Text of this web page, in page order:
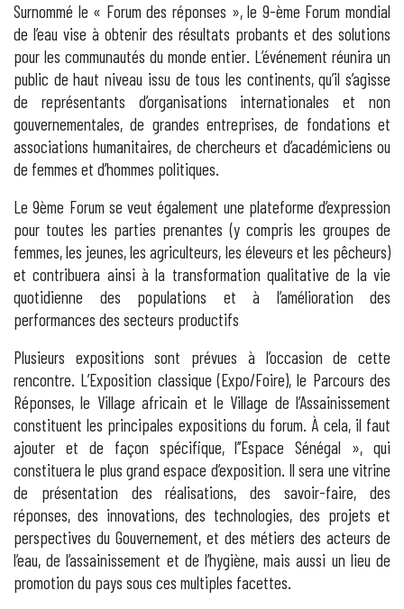
Surnommé le « Forum des réponses », le 9-ème Forum mondial
de l’eau vise à obtenir des résultats probants et des solutions
pour les communautés du monde entier. L’événement réunira un
public de haut niveau issu de tous les continents, qu’il s’agisse
de représentants d’organisations internationales et non
gouvernementales, de grandes entreprises, de fondations et
associations humanitaires, de chercheurs et d’académiciens ou
de femmes et d’hommes politiques.
Le 9ème Forum se veut également une plateforme d’expression
pour toutes les parties prenantes (y compris les groupes de
femmes, les jeunes, les agriculteurs, les éleveurs et les pêcheurs)
et contribuera ainsi à la transformation qualitative de la vie
quotidienne des populations et à l’amélioration des
performances des secteurs productifs
Plusieurs expositions sont prévues à l’occasion de cette
rencontre. L’Exposition classique (Expo/Foire), le Parcours des
Réponses, le Village africain et le Village de l’Assainissement
constituent les principales expositions du forum. À cela, il faut
ajouter et de façon spécifique, l’’Espace Sénégal », qui
constituera le plus grand espace d’exposition. Il sera une vitrine
de présentation des réalisations, des savoir-faire, des
réponses, des innovations, des technologies, des projets et
perspectives du Gouvernement, et des métiers des acteurs de
l’eau, de l’assainissement et de l’hygiène, mais aussi un lieu de
promotion du pays sous ces multiples facettes.